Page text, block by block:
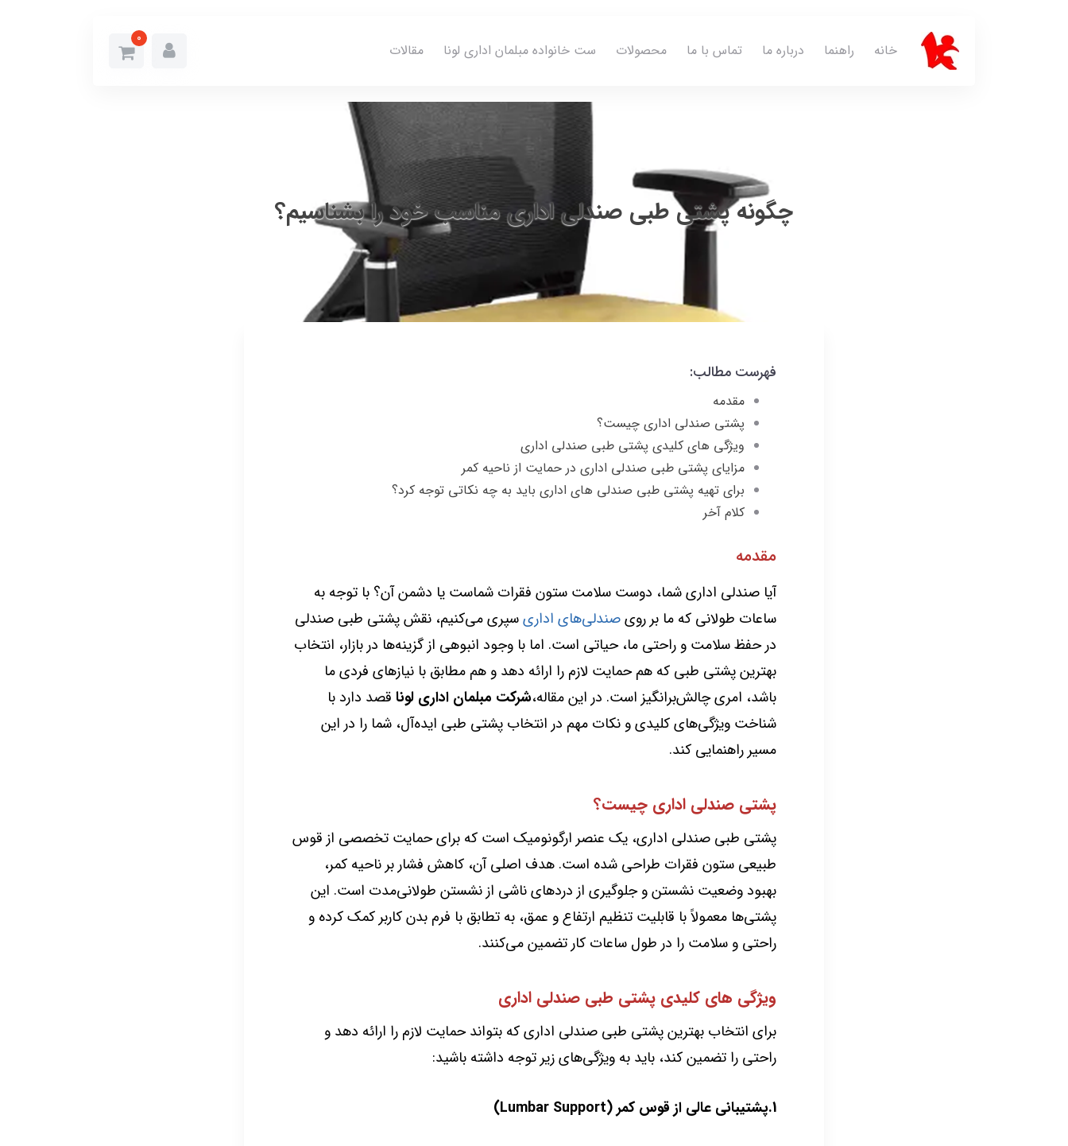
خانه راهنما درباره ما تماس با ما محصولات ست خانواده مبلمان اداری لونا مقالات
0
چگونه پشتی طبی صندلی اداری مناسب خود را بشناسیم؟
فهرست مطالب:
مقدمه
پشتی صندلی اداری چیست؟
ویژگی های کلیدی پشتی طبی صندلی اداری
مزایای پشتی طبی صندلی اداری در حمایت از ناحیه کمر
برای تهیه پشتی طبی صندلی های اداری باید به چه نکاتی توجه کرد؟
کلام آخر
مقدمه
آیا صندلی اداری شما، دوست سلامت ستون فقرات شماست یا دشمن آن؟ با توجه به
ساعات طولانی که ما بر رویصندلی‌های اداریسپری می‌کنیم، نقش پشتی طبی صندلی
در حفظ سلامت و راحتی ما، حیاتی است. اما با وجود انبوهی از گزینه‌ها در بازار، انتخاب
بهترین پشتی طبی که هم حمایت لازم را ارائه دهد و هم مطابق با نیازهای فردی ما
باشد، امری چالش‌برانگیز است. در این مقاله،شرکت مبلمان اداری لونا قصد دارد با
شناخت ویژگی‌های کلیدی و نکات مهم در انتخاب پشتی طبی ایده‌آل، شما را در این
مسیر راهنمایی کند.
پشتی صندلی اداری چیست؟
پشتی طبی صندلی اداری، یک عنصر ارگونومیک است که برای حمایت تخصصی از قوس
طبیعی ستون فقرات طراحی شده است. هدف اصلی آن، کاهش فشار بر ناحیه کمر،
بهبود وضعیت نشستن و جلوگیری از دردهای ناشی از نشستن طولانی‌مدت است. این
پشتی‌ها معمولاً با قابلیت تنظیم ارتفاع و عمق، به تطابق با فرم بدن کاربر کمک کرده و
راحتی و سلامت را در طول ساعات کار تضمین می‌کنند.
ویژگی های کلیدی پشتی طبی صندلی اداری
برای انتخاب بهترین پشتی طبی صندلی اداری که بتواند حمایت لازم را ارائه دهد و
راحتی را تضمین کند، باید به ویژگی‌های زیر توجه داشته باشید:
1.پشتیبانی عالی از قوس کمر (Lumbar Support)